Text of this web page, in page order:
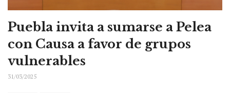
Puebla invita a sumarse a Pelea
con Causa a favor de grupos
vulnerables
31/03/2025